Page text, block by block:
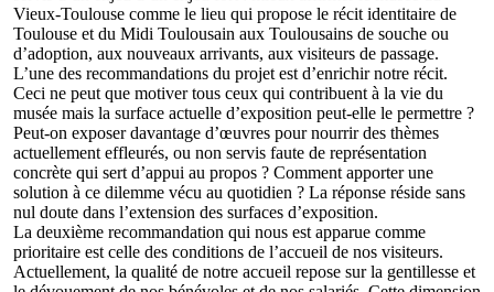
Vieux-Toulouse comme le lieu qui propose le récit identitaire de
Toulouse et du Midi Toulousain aux Toulousains de souche ou
d’adoption, aux nouveaux arrivants, aux visiteurs de passage.
L’une des recommandations du projet est d’enrichir notre récit.
Ceci ne peut que motiver tous ceux qui contribuent à la vie du
musée mais la surface actuelle d’exposition peut-elle le permettre ?
Peut-on exposer davantage d’œuvres pour nourrir des thèmes
actuellement effleurés, ou non servis faute de représentation
concrète qui sert d’appui au propos ? Comment apporter une
solution à ce dilemme vécu au quotidien ? La réponse réside sans
nul doute dans l’extension des surfaces d’exposition.
La deuxième recommandation qui nous est apparue comme
prioritaire est celle des conditions de l’accueil de nos visiteurs.
Actuellement, la qualité de notre accueil repose sur la gentillesse et